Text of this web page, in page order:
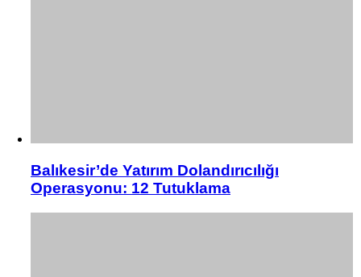
Balıkesir’de Yatırım Dolandırıcılığı
Operasyonu: 12 Tutuklama